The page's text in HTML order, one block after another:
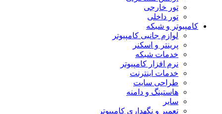
تور خارجی
تور داخلی
کامپیوتر و شبکه
لوازم جانبی کامپیوتر
پرینتر و اسکنر
خدمات شبکه
نرم افزار کامپیوتر
خدمات اینترنت
طراحی سایت
هاستینگ و دامنه
سایر
تعمیر و نگهداری کامپیوتر